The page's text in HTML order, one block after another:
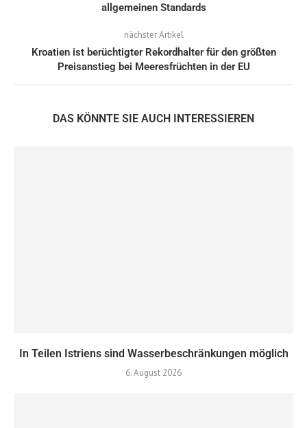
allgemeinen Standards
nächster Artikel
Kroatien ist berüchtigter Rekordhalter für den größten
Preisanstieg bei Meeresfrüchten in der EU
DAS KÖNNTE SIE AUCH INTERESSIEREN
In Teilen Istriens sind Wasserbeschränkungen möglich
6. August 2026